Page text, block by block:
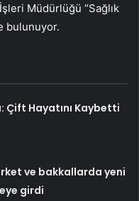
Müdürlüğü “Sağlık
bulunuyor.
Çift Hayatını Kaybetti
ve bakkallarda yeni
girdi